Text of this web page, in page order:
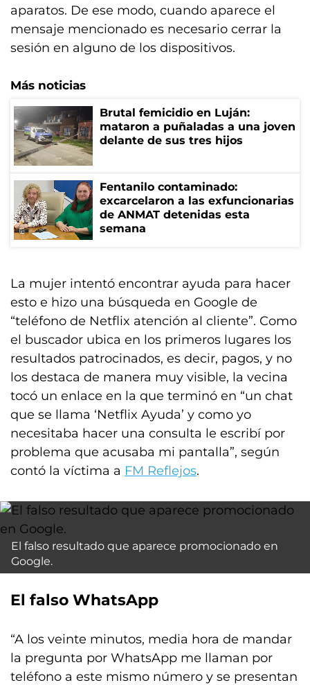
aparatos. De ese modo, cuando aparece el
mensaje mencionado es necesario cerrar la
sesión en alguno de los dispositivos.
Más noticias
Brutal femicidio en Luján:
mataron a puñaladas a una joven
delante de sus tres hijos
Fentanilo contaminado:
excarcelaron a las exfuncionarias
de ANMAT detenidas esta
semana
La mujer intentó encontrar ayuda para hacer
esto e hizo una búsqueda en Google de
“teléfono de Netflix atención al cliente”. Como
el buscador ubica en los primeros lugares los
resultados patrocinados, es decir, pagos, y no
los destaca de manera muy visible, la vecina
tocó un enlace en la que terminó en “un chat
que se llama ‘Netflix Ayuda’ y como yo
necesitaba hacer una consulta le escribí por
problema que acusaba mi pantalla”, según
contó la víctima a FM Reflejos.
El falso resultado que aparece promocionado en
Google.
El falso WhatsApp
“A los veinte minutos, media hora de mandar
la pregunta por WhatsApp me llaman por
teléfono a este mismo número y se presentan